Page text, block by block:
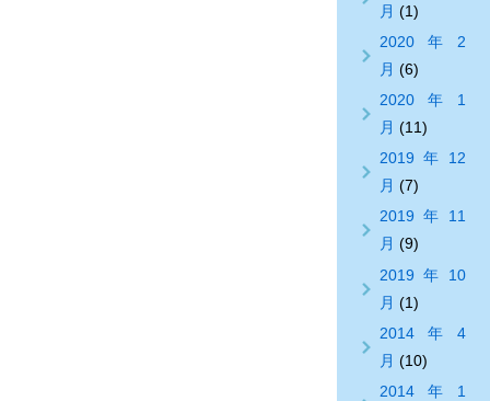
月 (1)
2020年2
月 (6)
2020年1
月 (11)
2019年12
月 (7)
2019年11
月 (9)
2019年10
月 (1)
2014年4
月 (10)
2014年1